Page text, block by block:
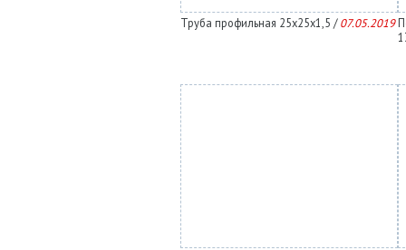
Труба профильная 25х25х1,5 /07.05.2019